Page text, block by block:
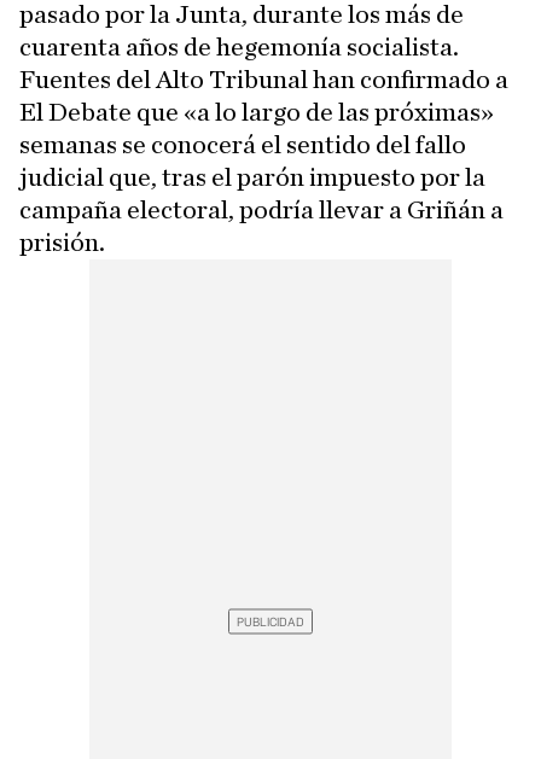
pasado por la Junta, durante los más de
cuarenta años de hegemonía socialista.
Fuentes del Alto Tribunal han confirmado a
El Debate que «a lo largo de las próximas»
semanas se conocerá el sentido del fallo
judicial que, tras el parón impuesto por la
campaña electoral, podría llevar a Griñán a
prisión.